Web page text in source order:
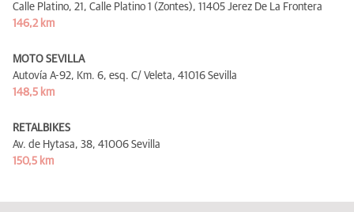
Calle Platino, 21, Calle Platino 1 (Zontes), 11405 Jerez De La Frontera
146,2 km
MOTO SEVILLA
Autovía A-92, Km. 6, esq. C/ Veleta, 41016 Sevilla
148,5 km
RETALBIKES
Av. de Hytasa, 38, 41006 Sevilla
150,5 km